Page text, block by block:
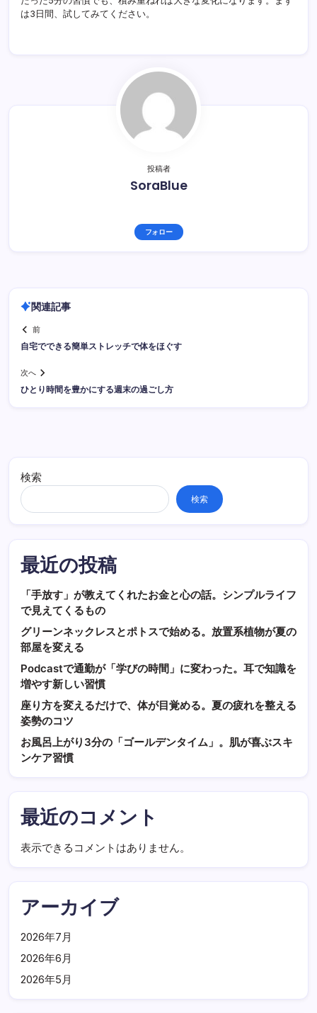
は3日間、試してみてください。
投稿者
SoraBlue
フォロー
関連記事
前
自宅でできる簡単ストレッチで体をほぐす
次へ
ひとり時間を豊かにする週末の過ごし方
検索
検索
最近の投稿
「手放す」が教えてくれたお金と心の話。シンプルライフ
で見えてくるもの
グリーンネックレスとポトスで始める。放置系植物が夏の
部屋を変える
Podcastで通勤が「学びの時間」に変わった。耳で知識を
増やす新しい習慣
座り方を変えるだけで、体が目覚める。夏の疲れを整える
姿勢のコツ
お風呂上がり3分の「ゴールデンタイム」。肌が喜ぶスキ
ンケア習慣
最近のコメント
表示できるコメントはありません。
アーカイブ
2026年7月
2026年6月
2026年5月